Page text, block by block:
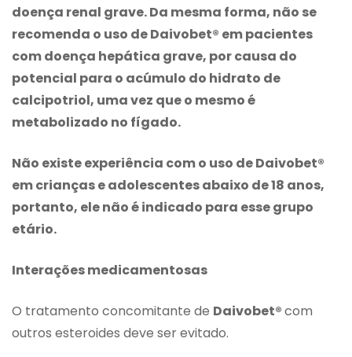
doença renal grave. Da mesma forma, não se
recomenda o uso de Daivobet® em pacientes
com doença hepática grave, por causa do
potencial para o acúmulo do hidrato de
calcipotriol, uma vez que o mesmo é
metabolizado no fígado.
Não existe experiência com o uso de Daivobet®
em crianças e adolescentes abaixo de 18 anos,
portanto, ele não é indicado para esse grupo
etário.
Interações medicamentosas
O tratamento concomitante de Daivobet®com
outros esteroides deve ser evitado.